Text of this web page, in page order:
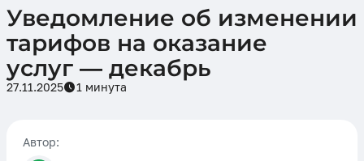
Уведомление об изменении
тарифов на оказание
услуг — декабрь
27.11.2025 1 минута
Автор: